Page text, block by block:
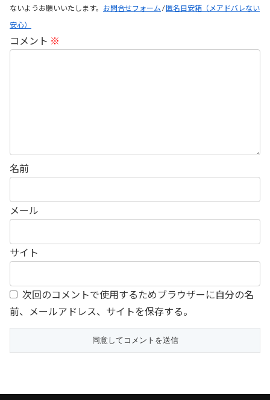
ないようお願いいたします。 お問合せフォーム /匿名目安箱（メアドバレない
安心）
コメント ※
名前
メール
サイト
次回のコメントで使用するためブラウザーに自分の名
前、メールアドレス、サイトを保存する。